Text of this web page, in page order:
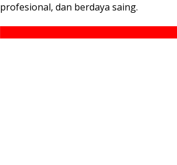
profesional, dan berdaya saing.